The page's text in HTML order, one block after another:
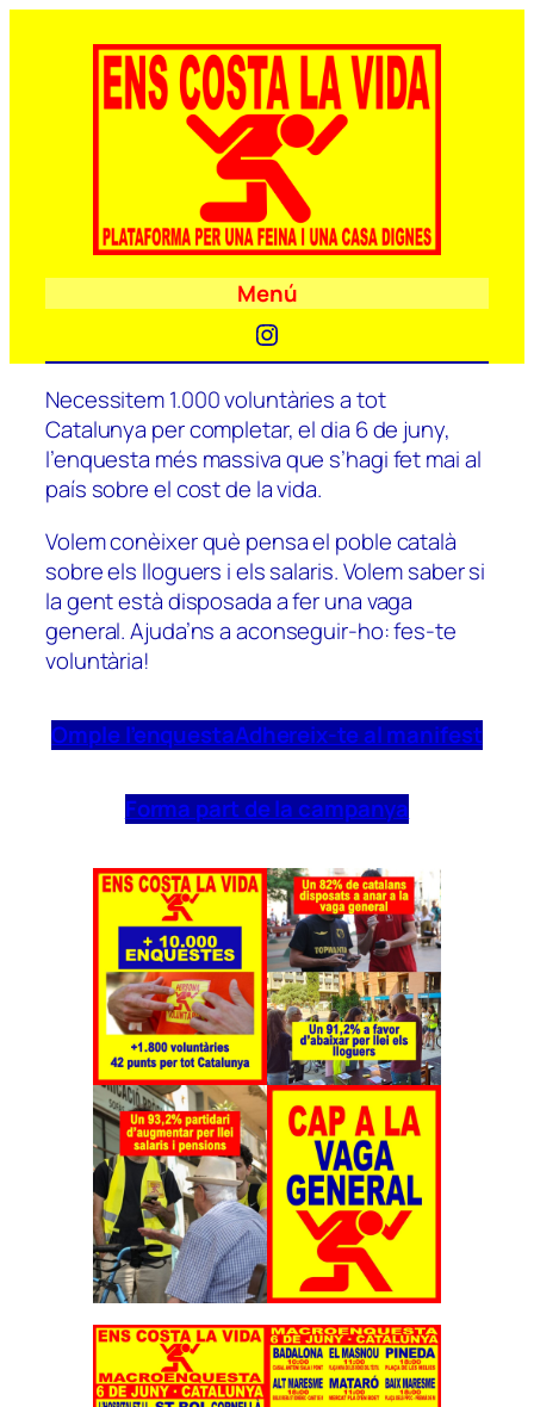
Menú
Instagram
Necessitem 1.000 voluntàries a tot
Catalunya per completar, el dia 6 de juny,
l’enquesta més massiva que s’hagi fet mai al
país sobre el cost de la vida.
Volem conèixer què pensa el poble català
sobre els lloguers i els salaris. Volem saber si
la gent està disposada a fer una vaga
general. Ajuda’ns a aconseguir-ho: fes-te
voluntària!
Omple l’enquestaAdhereix-te al manifest
Forma part de la campanya